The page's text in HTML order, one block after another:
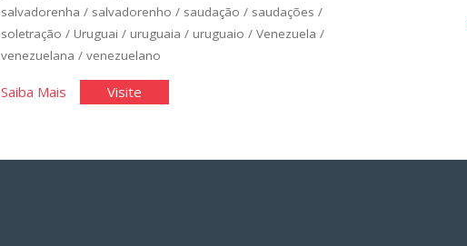
salvadorenha / salvadorenho / saudação / saudações /
soletração / Uruguai / uruguaia / uruguaio / Venezuela /
venezuelana / venezuelano
Saiba Mais"Espanhol
1"
Visite"Espanhol
1"